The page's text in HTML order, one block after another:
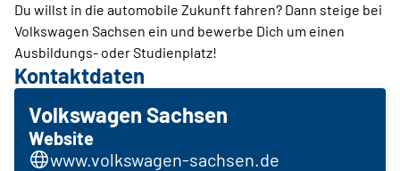
Du willst in die automobile Zukunft fahren? Dann steige bei
Volkswagen Sachsen ein und bewerbe Dich um einen
Ausbildungs- oder Studienplatz!
Kontaktdaten
Volkswagen Sachsen
Website
www.volkswagen-sachsen.de